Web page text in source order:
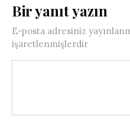
Bir yanıt yazın
E-posta adresiniz
işaretlenmişlerdir